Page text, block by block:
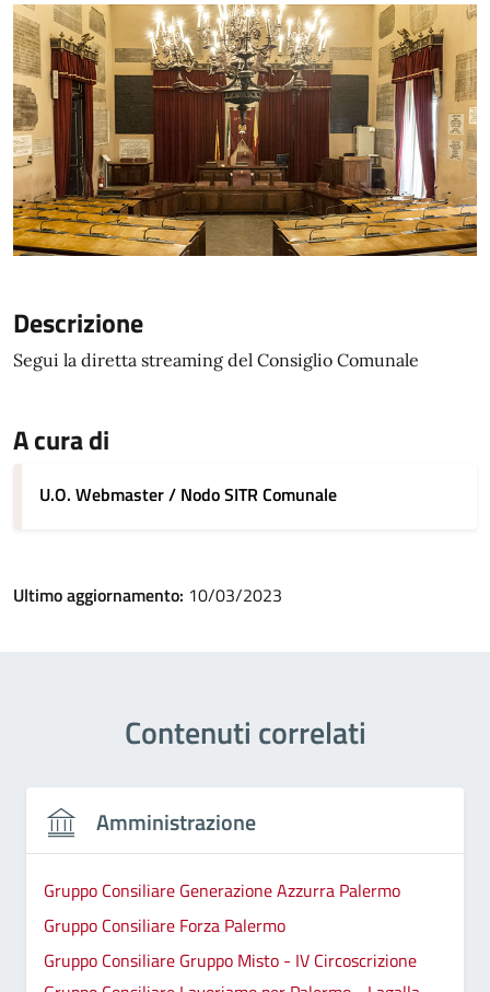
Descrizione
Segui la diretta streaming del Consiglio Comunale
A cura di
U.O. Webmaster / Nodo SITR Comunale
Ultimo aggiornamento: 10/03/2023
Contenuti correlati
Amministrazione
Gruppo Consiliare Generazione Azzurra Palermo
Gruppo Consiliare Forza Palermo
Gruppo Consiliare Gruppo Misto - IV Circoscrizione